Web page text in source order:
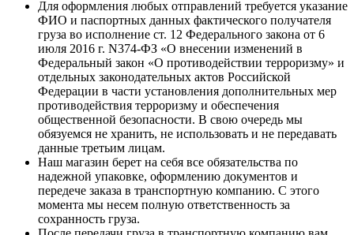
Для оформления любых отправлений требуется указание
ФИО и паспортных данных фактического получателя
груза во исполнение ст. 12 Федерального закона от 6
июля 2016 г. N374-ФЗ «О внесении изменений в
Федеральный закон «О противодействии терроризму» и
отдельных законодательных актов Российской
Федерации в части установления дополнительных мер
противодействия терроризму и обеспечения
общественной безопасности. В свою очередь мы
обязуемся не хранить, не использовать и не передавать
данные третьим лицам.
Наш магазин берет на себя все обязательства по
надежной упаковке, оформлению документов и
передече заказа в транспортную компанию. С этого
момента мы несем полную ответственность за
сохранность груза.